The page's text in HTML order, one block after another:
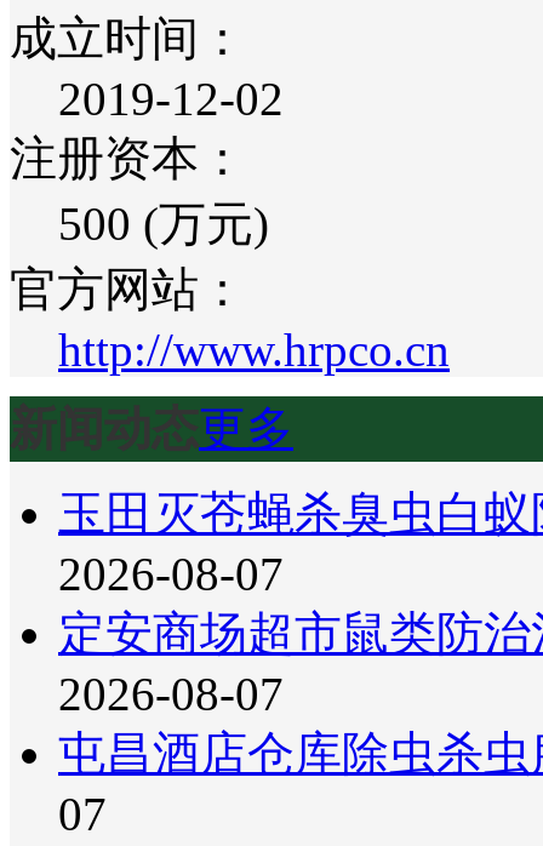
成立时间：
2019-12-02
注册资本：
500 (万元)
官方网站：
http://www.hrpco.cn
新闻动态更多
玉田灭苍蝇杀臭虫白
2026-08-07
定安商场超市鼠类防
2026-08-07
屯昌酒店仓库除虫杀
07